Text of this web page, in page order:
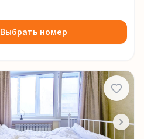
Выбрать номер